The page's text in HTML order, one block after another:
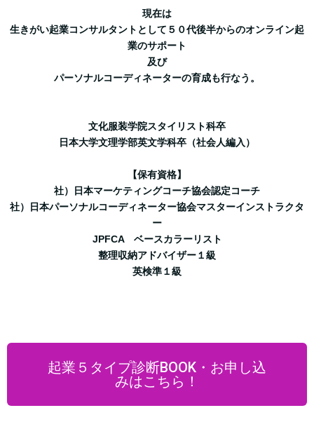
現在は
生きがい起業コンサルタントとして ５０代後半からのオンライン起
業のサポート
及び
パーソナルコーディネーターの育成も行なう。
文化服装学院スタイリスト科卒
日本大学文理学部英文学科卒（社会人編入）
【保有資格】
社）日本マーケティングコーチ協会認定コーチ
社）日本パーソナルコーディネーター協会マスターインストラクタ
ー
JPFCA ベースカラーリスト
整理収納アドバイザー１級
英検準１級
起業５タイプ診断BOOK・お申し込
みはこちら！